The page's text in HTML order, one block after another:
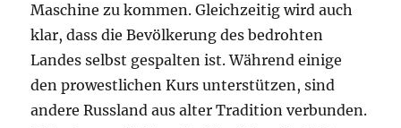
Maschine zu kommen. Gleichzeitig wird auch
klar, dass die Bevölkerung des bedrohten
Landes selbst gespalten ist. Während einige
den prowestlichen Kurs unterstützen, sind
andere Russland aus alter Tradition verbunden.